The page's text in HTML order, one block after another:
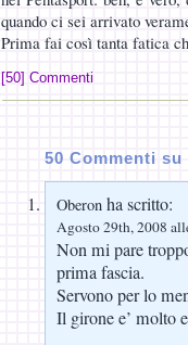
quando ci sei arrivato
Prima fai così tanta fatica
[50] Commenti
50 Commenti
Oberon ha scritto:
Agosto 29th, 2008
Non mi pare
prima fascia.
Servono per lo
Il girone e’ molto